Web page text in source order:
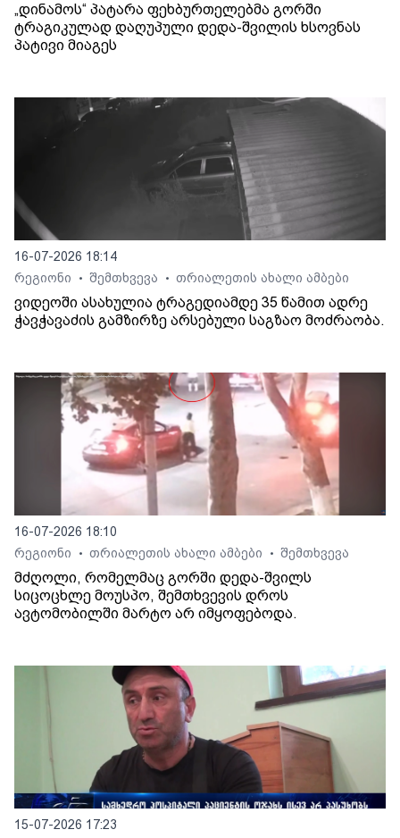
„დინამოს“ პატარა ფეხბურთელებმა გორში
ტრაგიკულად დაღუპული დედა-შვილის ხსოვნას
პატივი მიაგეს
16-07-2026 18:14
რეგიონი
• შემთხვევა • თრიალეთის ახალი ამბები
ვიდეოში ასახულია ტრაგედიამდე 35 წამით ადრე
ჭავჭავაძის გამზირზე არსებული საგზაო მოძრაობა.
16-07-2026 18:10
რეგიონი
• თრიალეთის ახალი ამბები • შემთხვევა
მძღოლი, რომელმაც გორში დედა-შვილს
სიცოცხლე მოუსპო, შემთხვევის დროს
ავტომობილში მარტო არ იმყოფებოდა.
15-07-2026 17:23